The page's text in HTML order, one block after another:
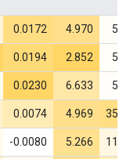
0.0172 4.970
0.0194 2.852
0.0230 6.633
0.0074 4.969
-0.0080 5.266